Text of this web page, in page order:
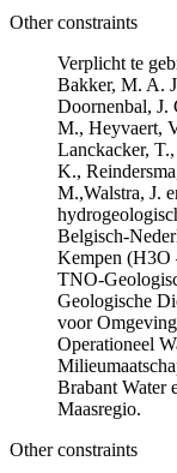
Other constraints
Verplicht te
Bakker, M. A.
Doornenbal, J.
M., Heyvaert,
Lanckacker,
K.,
M.,Walstra, J.
Belgisch-
Kempen (H3O
TNO-
Geologische
voor
Operationeel
Brabant Water
Maasregio.
Other constraints